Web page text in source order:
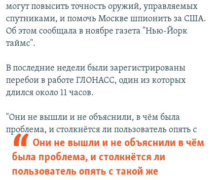
могут повысить точность оружий, управляемых
спутниками, и помочь Москве шпионить за США.
Об этом сообщала в ноябре газета "Нью-Йорк
таймс".
В последние недели были зарегистрированы
перебои в работе ГЛОНАСС, один из которых
длился около 11 часов.
"Они не вышли и не объяснили, в чём была
проблема, и столкнётся ли
Они не вышли и не объяснили в чём
была проблема, и столкнётся ли
пользователь опять с такой же
пользователь опять с